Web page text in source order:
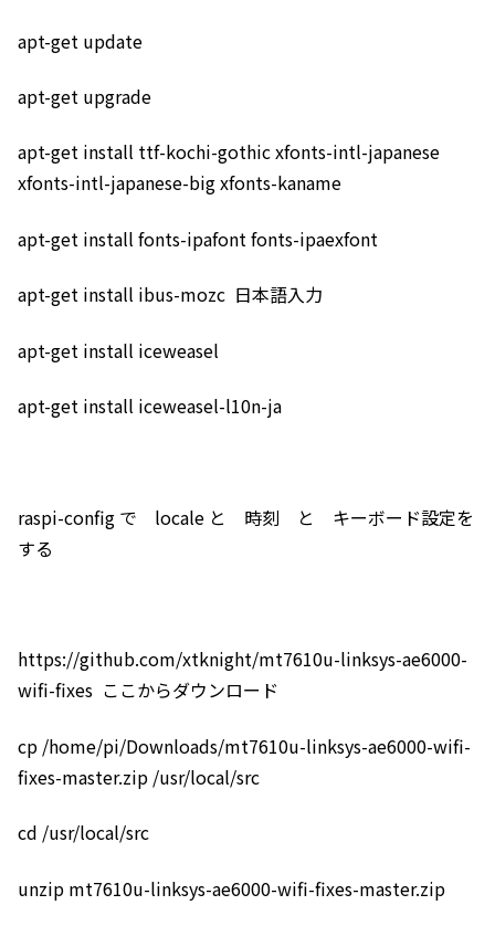
apt-get update
apt-get upgrade
apt-get install ttf-kochi-gothic xfonts-intl-japanese
xfonts-intl-japanese-big xfonts-kaname
apt-get install fonts-ipafont fonts-ipaexfont
apt-get install ibus-mozc 日本語入力
apt-get install iceweasel
apt-get install iceweasel-l10n-ja
raspi-config で locale と 時刻 と キーボード設定を
する
https://github.com/xtknight/mt7610u-linksys-ae6000-
wifi-fixes ここからダウンロード
cp /home/pi/Downloads/mt7610u-linksys-ae6000-wifi-
fixes-master.zip /usr/local/src
cd /usr/local/src
unzip mt7610u-linksys-ae6000-wifi-fixes-master.zip